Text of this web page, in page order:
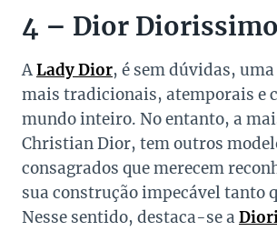
4 – Dior Diorissimo
ALady Dior, é sem dúvidas,
mais tradicionais, atemporais e
mundo inteiro. No entanto, a
Christian Dior, tem outros
consagrados que merecem
sua construção impecável tanto
Nesse sentido, destaca-se a